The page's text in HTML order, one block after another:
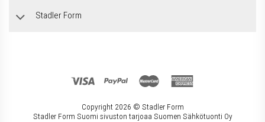
Stadler Form
Copyright 2026 © Stadler Form
Stadler Form Suomi sivuston tarjoaa Suomen Sähkötuonti Oy